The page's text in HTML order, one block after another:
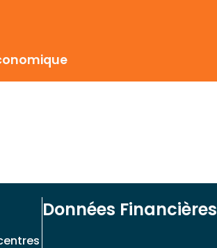
Données Financières